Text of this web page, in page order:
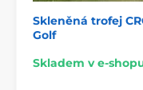
Skleněná trofej
Golf
Skladem v e-